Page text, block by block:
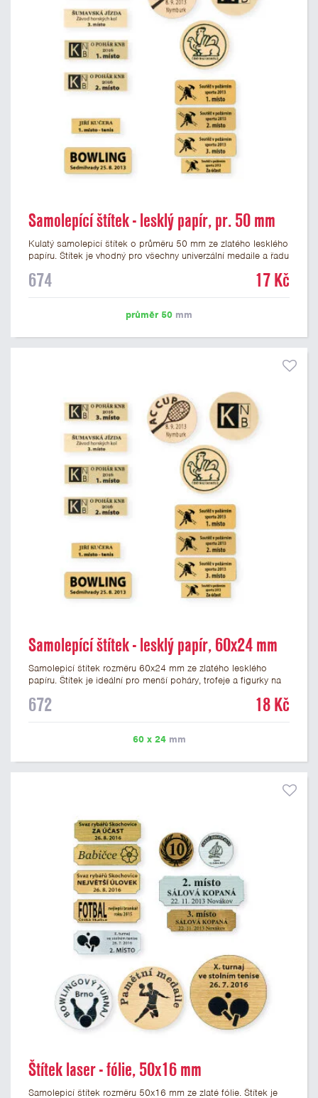
Samolepící štítek - lesklý papír, pr. 50 mm
Kulatý samolepicí štítek o průměru 50 mm ze zlatého lesklého
papíru. Štítek je vhodný pro všechny univerzální medaile a řadu
mm. Na štítek je možné vytisknout logo nebo text dle vašeho
674 17 Kč
průměr 50 mm
Samolepící štítek - lesklý papír, 60x24 mm
Samolepicí štítek rozměru 60x24 mm ze zlatého lesklého
papíru. Štítek je ideální pro menší poháry, trofeje a figurky na
libovolné logo nebo text. Potisk štítku je zahrnut v ceně. U
výrobu štítku je možné přiložit v prvním kroku objednávky.
672 18 Kč
60 x 24mm
Štítek laser - fólie, 50x16 mm
Samolepicí štítek rozměru 50x16 mm ze zlaté fólie. Štítek je